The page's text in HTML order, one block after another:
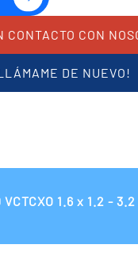
CONTACTO CON
DE NUEVO!
VCTCXO 1.6 x 1.2 -